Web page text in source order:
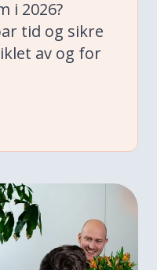
i 2026?
tid og sikre
av og for